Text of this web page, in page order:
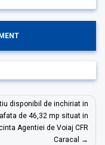
disponibil de inchiriat in
de 46,32 mp situat in
Agentiei de Voiaj CFR
Caracal